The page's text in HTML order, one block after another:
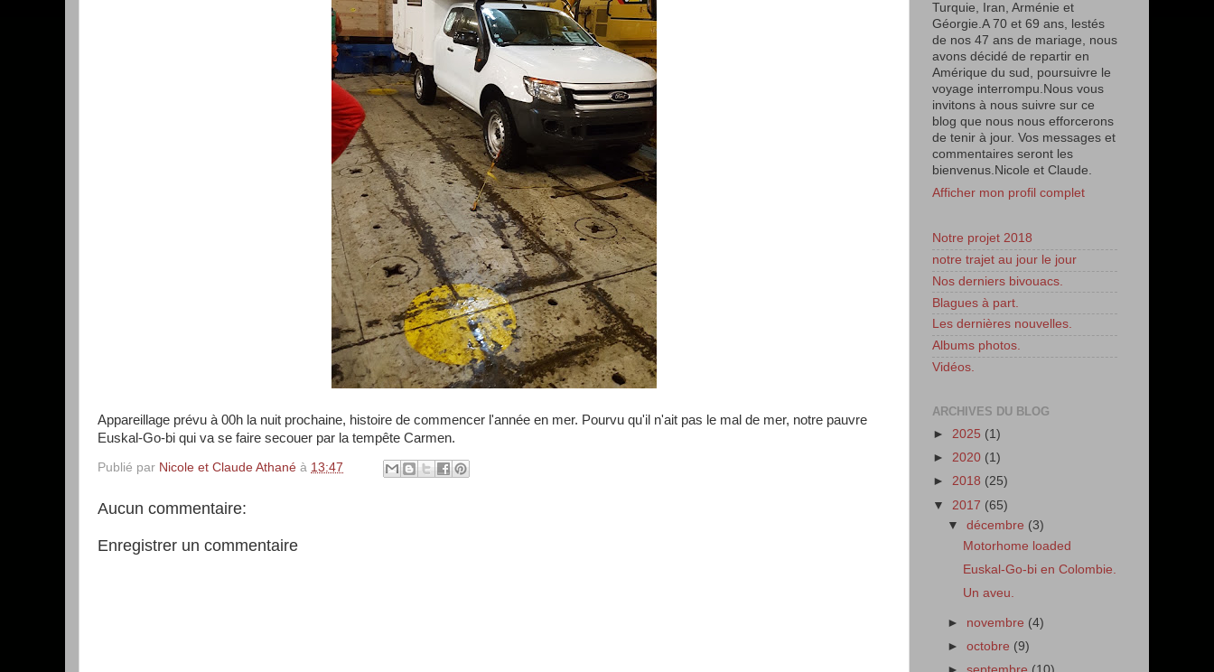
Appareillage prévu à 00h la nuit prochaine, histoire de commencer l'année en mer. Pourvu qu'il n'ait pas le mal de mer, notre pauvre
Euskal-Go-bi qui va se faire secouer par la tempête Carmen.
Publié par Nicole et Claude Athané à 13:47
Aucun commentaire:
Enregistrer un commentaire
Turquie, Iran, Arménie et
Géorgie.A 70 et 69 ans, lestés
de nos 47 ans de mariage, nous
avons décidé de repartir en
Amérique du sud, poursuivre le
voyage interrompu.Nous vous
invitons à nous suivre sur ce
blog que nous nous efforcerons
de tenir à jour. Vos messages et
commentaires seront les
bienvenus.Nicole et Claude.
Afficher mon profil complet
Notre projet 2018
notre trajet au jour le jour
Nos derniers bivouacs.
Blagues à part.
Les dernières nouvelles.
Albums photos.
Vidéos.
ARCHIVES DU BLOG
► 2025 (1)
► 2020 (1)
► 2018 (25)
▼ 2017 (65)
▼décembre (3)
Motorhome loaded
Euskal-Go-bi en Colombie.
Un aveu.
► novembre (4)
►octobre (9)